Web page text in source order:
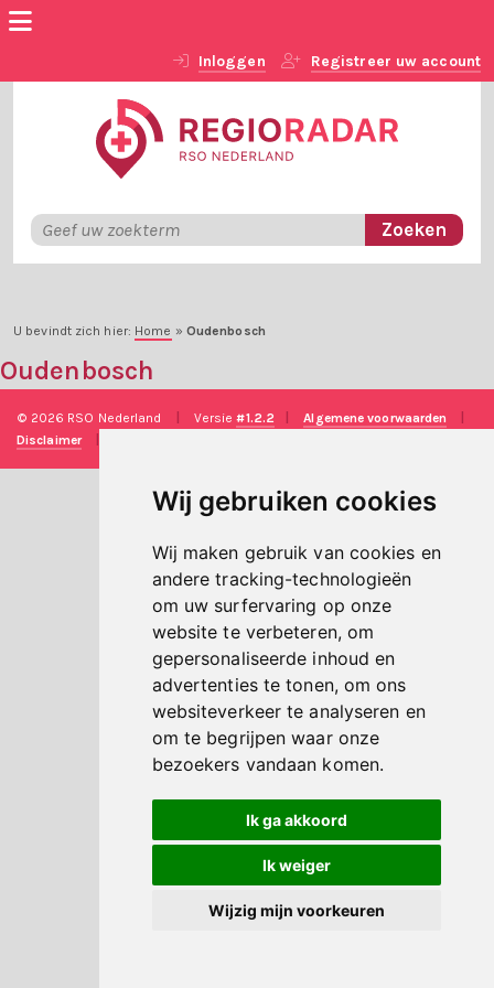
Wij gebruiken cookies
Wij maken gebruik van cookies en
andere tracking-technologieën
om uw surfervaring op onze
website te verbeteren, om
gepersonaliseerde inhoud en
advertenties te tonen, om ons
websiteverkeer te analyseren en
om te begrijpen waar onze
bezoekers vandaan komen.
Ik ga akkoord
Ik weiger
Wijzig mijn voorkeuren
Inloggen Registreer uw account
U bevindt zich hier: Home » Oudenbosch
Oudenbosch
© 2026 RSO Nederland Versie#1.2.2 Algemene voorwaarden
Disclaimer